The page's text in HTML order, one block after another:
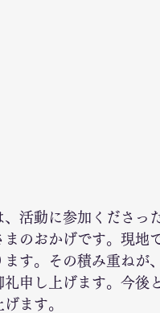
活動に参加くださっ
のおかげです。現地
す。その積み重ねが、
申し上げます。今後と
ます。